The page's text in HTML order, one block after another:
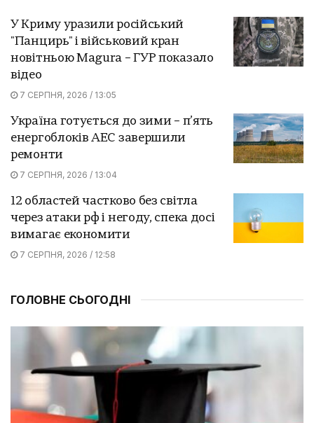
У Криму уразили російський
"Панцирь" і військовий кран
новітньою Magura – ГУР показало
відео
7 СЕРПНЯ, 2026 / 13:05
Україна готується до зими – п’ять
енергоблоків АЕС завершили
ремонти
7 СЕРПНЯ, 2026 / 13:04
12 областей частково без світла
через атаки рф і негоду, спека досі
вимагає економити
7 СЕРПНЯ, 2026 / 12:58
ГОЛОВНЕ СЬОГОДНІ